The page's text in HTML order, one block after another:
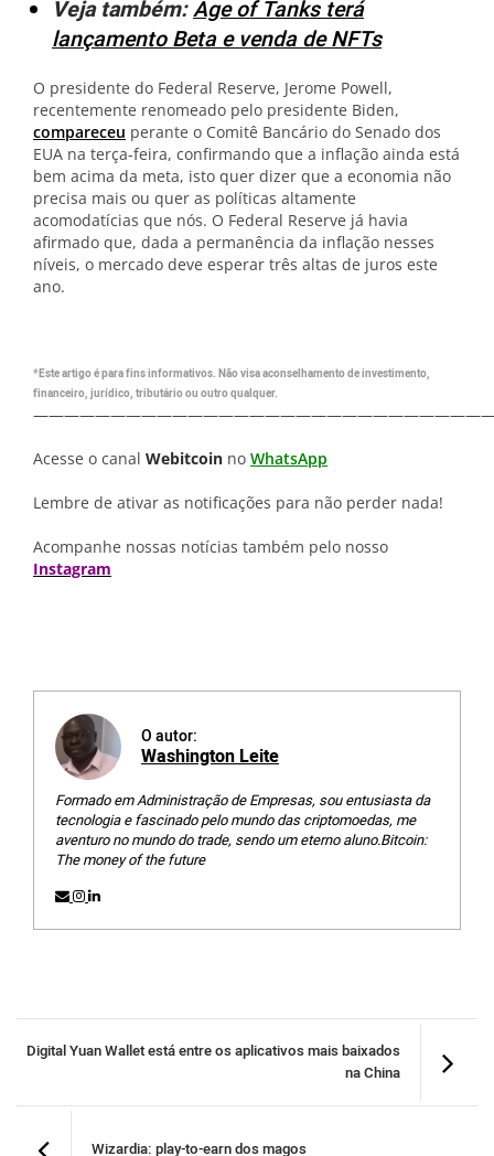
Veja também:Age of Tanks terá
lançamento Beta e venda de NFTs
O presidente do Federal Reserve, Jerome Powell,
recentemente renomeado pelo presidente Biden,
compareceu perante o Comitê Bancário do Senado dos
EUA na terça-feira, confirmando que a inflação ainda está
bem acima da meta, isto quer dizer que a economia não
precisa mais ou quer as políticas altamente
acomodatícias que nós. O Federal Reserve já havia
afirmado que, dada a permanência da inflação nesses
níveis, o mercado deve esperar três altas de juros este
ano.
*Este artigo é para fins informativos. Não visa aconselhamento de investimento,
financeiro, jurídico, tributário ou outro qualquer.
Acesse o canal Webitcoin no WhatsApp
Lembre de ativar as notificações para não perder nada!
Acompanhe nossas notícias também pelo nosso
Instagram
O autor:
Washington Leite
Formado em Administração de Empresas, sou entusiasta da
tecnologia e fascinado pelo mundo das criptomoedas, me
aventuro no mundo do trade, sendo um eterno aluno.Bitcoin:
The money of the future
Digital Yuan Wallet está entre os aplicativos mais baixados
na China
Wizardia: play-to-earn dos magos